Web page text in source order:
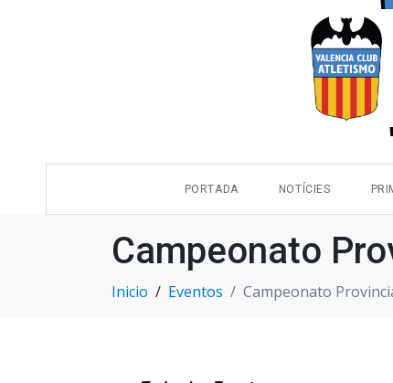
PORTADA NOTÍCIES
Campeonato
Inicio Eventos Campeonato